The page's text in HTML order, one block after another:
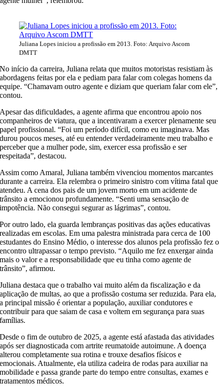
Juliana Lopes iniciou a profissão em 2013. Foto: Arquivo Ascom
DMTT
No início da carreira, Juliana relata que muitos motoristas resistiam às
abordagens feitas por ela e pediam para falar com colegas homens da
equipe. “Chamavam outro agente e diziam que queriam falar com ele”,
contou.
Apesar das dificuldades, a agente afirma que encontrou apoio nos
companheiros de viatura, que a incentivaram a exercer plenamente seu
papel profissional. “Foi um período difícil, como eu imaginava. Mas
durou poucos meses, até eu entender verdadeiramente meu trabalho e
perceber que a mulher pode, sim, exercer essa profissão e ser
respeitada”, destacou.
Assim como Amaral, Juliana também vivenciou momentos marcantes
durante a carreira. Ela relembra o primeiro sinistro com vítima fatal que
atendeu. A cena dos pais de um jovem morto em um acidente de
trânsito a emocionou profundamente. “Senti uma sensação de
impotência. Não consegui segurar as lágrimas”, contou.
Por outro lado, ela guarda lembranças positivas das ações educativas
realizadas em escolas. Em uma palestra ministrada para cerca de 100
estudantes do Ensino Médio, o interesse dos alunos pela profissão fez o
encontro ultrapassar o tempo previsto. “Aquilo me fez enxergar ainda
mais o valor e a responsabilidade que eu tinha como agente de
trânsito”, afirmou.
Juliana destaca que o trabalho vai muito além da fiscalização e da
aplicação de multas, ao que a profissão costuma ser reduzida. Para ela,
a principal missão é orientar a população, auxiliar condutores e
contribuir para que saiam de casa e voltem em segurança para suas
famílias.
Desde o fim de outubro de 2025, a agente está afastada das atividades
após ser diagnosticada com artrite reumatoide autoimune. A doença
alterou completamente sua rotina e trouxe desafios físicos e
emocionais. Atualmente, ela utiliza cadeira de rodas para auxiliar na
mobilidade e passa grande parte do tempo entre consultas, exames e
tratamentos médicos.